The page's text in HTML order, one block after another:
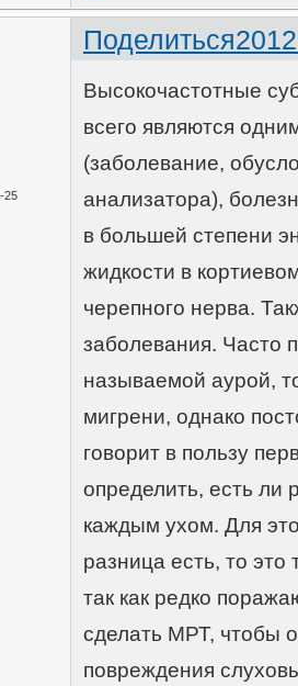
Поделиться
25
Высокочастотные
всего являются
(заболевание,
анализатора),
в большей степени
жидкости в
черепного нерва.
заболевания. Часто
называемой аурой,
мигрени, однако
говорит в пользу
определить, есть ли
каждым ухом. Для
разница есть, то
так как редко
сделать МРТ, чтобы
повреждения